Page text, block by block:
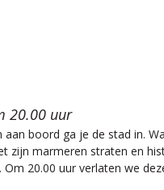
20.00 uur
boord ga je de stad in.
zijn marmeren straten en
20.00 uur verlaten we